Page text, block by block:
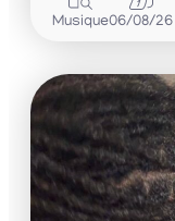
Musique06/08/26